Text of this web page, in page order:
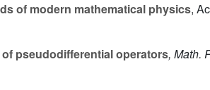
of modern mathematical physics,
pseudodifferential operators, Math.